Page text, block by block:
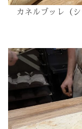
カネルブッレ（